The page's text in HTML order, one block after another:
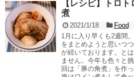
【レシピ】トロ
煮
2021/1/18
Food
1月に入り早くも2週間
をまとめようと思いつ
が続いております。と
ません。今年も色々と
回は「豚の角煮」を作